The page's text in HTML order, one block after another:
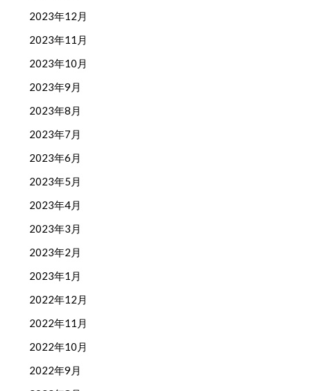
2023年12月
2023年11月
2023年10月
2023年9月
2023年8月
2023年7月
2023年6月
2023年5月
2023年4月
2023年3月
2023年2月
2023年1月
2022年12月
2022年11月
2022年10月
2022年9月